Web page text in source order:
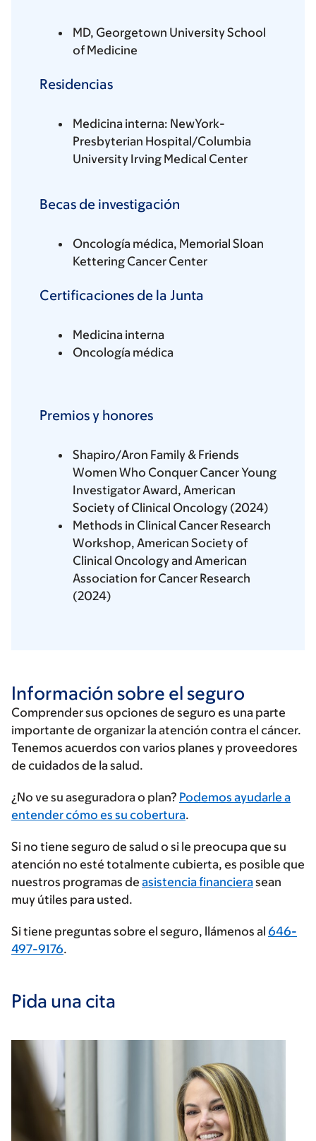
MD, Georgetown University School
of Medicine
Residencias
Medicina interna: NewYork-
Presbyterian Hospital/Columbia
University Irving Medical Center
Becas de investigación
Oncología médica, Memorial Sloan
Kettering Cancer Center
Certificaciones de la Junta
Medicina interna
Oncología médica
Premios y honores
Shapiro/Aron Family & Friends
Women Who Conquer Cancer Young
Investigator Award, American
Society of Clinical Oncology (2024)
Methods in Clinical Cancer Research
Workshop, American Society of
Clinical Oncology and American
Association for Cancer Research
(2024)
Información sobre el seguro
Comprender sus opciones de seguro es una parte
importante de organizar la atención contra el cáncer.
Tenemos acuerdos con varios planes y proveedores
de cuidados de la salud.
Ingrese
su
de
seguros
¿No ve su aseguradora o plan? Podemos ayudarle a
entender cómo es su cobertura.
Si no tiene seguro de salud o si le preocupa que su
atención no esté totalmente cubierta, es posible que
nuestros programas de asistencia financierasean
muy útiles para usted.
Si tiene preguntas sobre el seguro, llámenos al 646-
497-9176.
Pida una cita